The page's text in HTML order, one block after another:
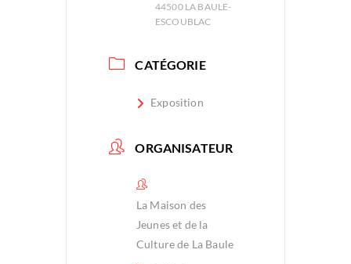
44500 LA BAULE-
ESCOUBLAC
CATÉGORIE
Exposition
ORGANISATEUR
La Maison des
Jeunes et de la
Culture de La Baule